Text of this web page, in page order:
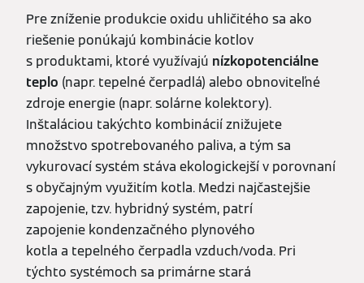
Pre zníženie produkcie oxidu uhličitého sa ako
riešenie ponúkajú kombinácie kotlov
s produktami, ktoré využívajú nízkopotenciálne
teplo (napr. tepelné čerpadlá) alebo obnoviteľné
zdroje energie (napr. solárne kolektory).
Inštaláciou takýchto kombinácií znižujete
množstvo spotrebovaného paliva, a tým sa
vykurovací systém stáva ekologickejší v porovnaní
s obyčajným využitím kotla. Medzi najčastejšie
zapojenie, tzv. hybridný systém, patrí
zapojenie kondenzačného plynového
kotla a tepelného čerpadla vzduch/voda. Pri
týchto systémoch sa primárne stará